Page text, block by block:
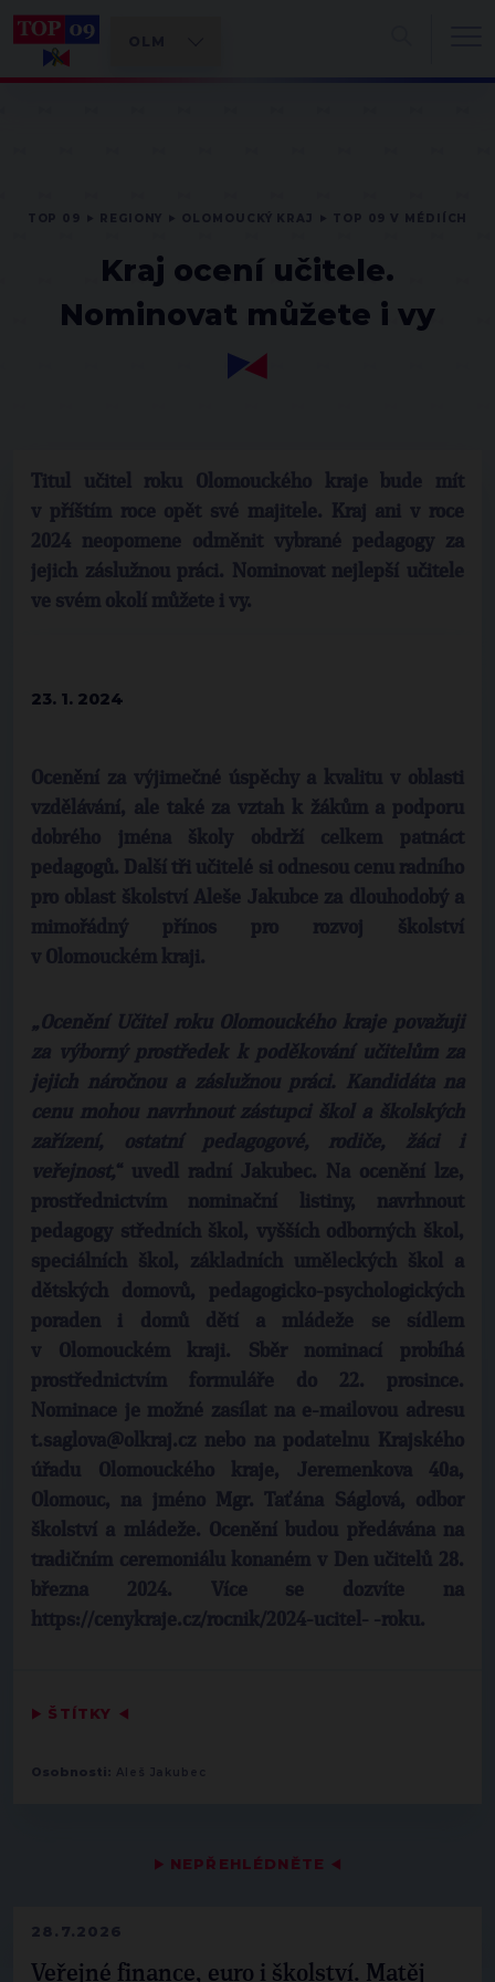
Kraj ocení učitele.
Nominovat můžete i vy
▶ NEPŘEHLÉDNĚTE ◀
28.7.2026
Veřejné finance, euro i školství. Matěj
Titul učitel roku Olomouckého kraje bude mít
v příštím roce opět své majitele. Kraj ani v roce
2024 neopomene odměnit vybrané pedagogy za
jejich záslužnou práci. Nominovat nejlepší učitele
ve svém okolí můžete i vy.
23. 1. 2024
Ocenění za výjimečné úspěchy a kvalitu v oblasti
vzdělávání, ale také za vztah k žákům a podporu
dobrého jména školy obdrží celkem patnáct
pedagogů. Další tři učitelé si odnesou cenu radního
pro oblast školství Aleše Jakubce za dlouhodobý a
mimořádný přínos pro rozvoj školství
v Olomouckém kraji.
„Ocenění Učitel roku Olomouckého kraje považuji
za výborný prostředek k poděkování učitelům za
jejich náročnou a záslužnou práci. Kandidáta na
cenu mohou navrhnout zástupci škol a školských
zařízení, ostatní pedagogové, rodiče, žáci i
veřejnost,“ uvedl radní Jakubec. Na ocenění lze,
prostřednictvím nominační listiny, navrhnout
pedagogy středních škol, vyšších odborných škol,
speciálních škol, základních uměleckých škol a
dětských domovů, pedagogicko-psychologických
poraden i domů dětí a mládeže se sídlem
v Olomouckém kraji. Sběr nominací probíhá
prostřednictvím formuláře do 22. prosince.
Nominace je možné zasílat na e-mailovou adresu
t.saglova@olkraj.cz nebo na podatelnu Krajského
úřadu Olomouckého kraje, Jeremenkova 40a,
Olomouc, na jméno Mgr. Taťána Ságlová, odbor
školství a mládeže. Ocenění budou předávána na
tradičním ceremoniálu konaném v Den učitelů 28.
března 2024. Více se dozvíte na
https://cenykraje.cz/rocnik/2024-ucitel- -roku.
▶ ŠTÍTKY ◀
Osobnosti: Aleš Jakubec